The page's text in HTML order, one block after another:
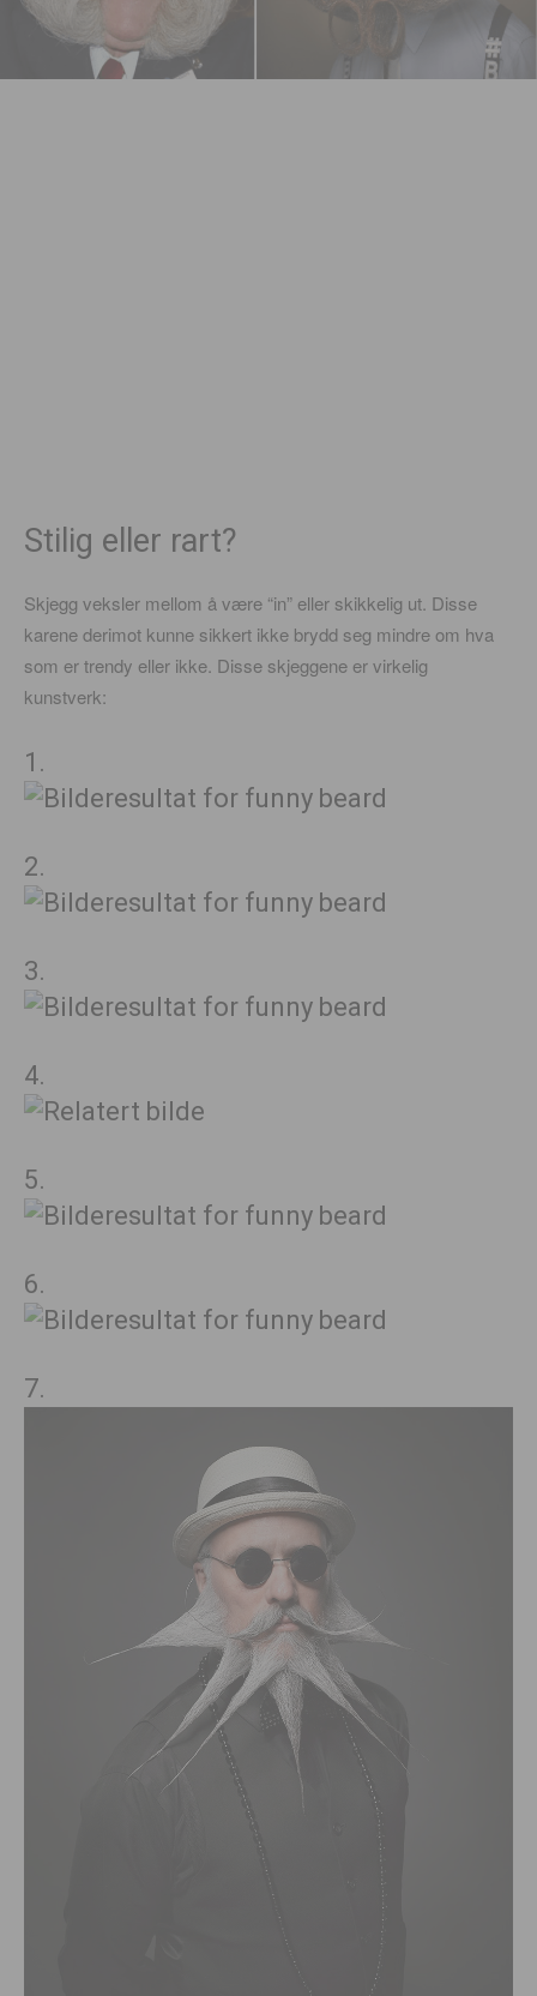
Stilig eller rart?
Skjegg veksler mellom å være “in” eller skikkelig ut. Disse
karene derimot kunne sikkert ikke brydd seg mindre om hva
som er trendy eller ikke. Disse skjeggene er virkelig
kunstverk:
1.
2.
3.
4.
5.
6.
7.